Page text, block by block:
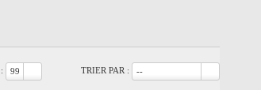
TRIER PAR : --
99